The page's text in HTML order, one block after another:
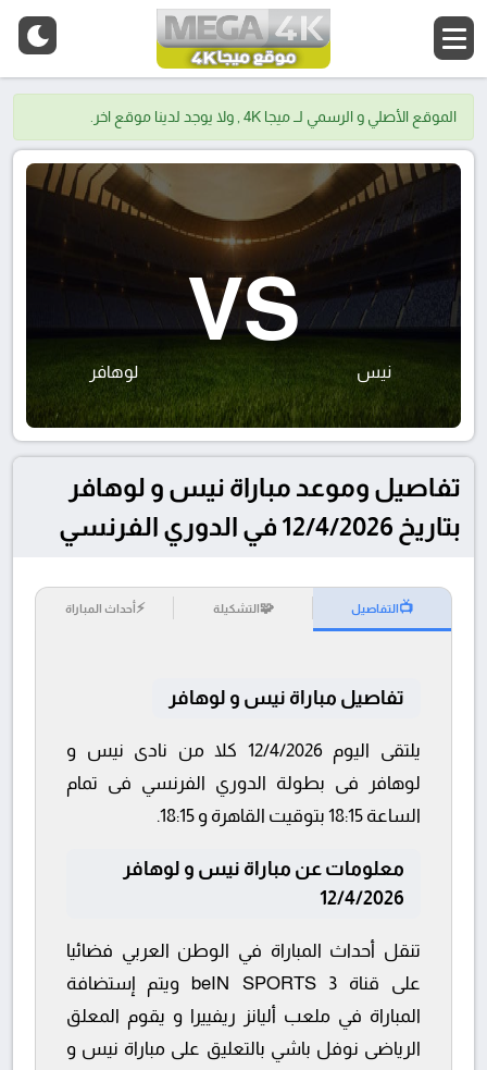
الموقع الأصلي و الرسمي لــ ميجا 4K , ولا يوجد لدينا موقع اخر.
نيس
VS
لوهافر
تفاصيل وموعد مباراة نيس و لوهافر
بتاريخ 12/4/2026 في الدوري الفرنسي
📺التفاصيل 🧩التشكيلة ⚡أحداث المباراة
تفاصيل مباراة نيس و لوهافر
يلتقى اليوم 12/4/2026 كلا من نادى نيس و
لوهافر فى بطولة الدوري الفرنسي فى تمام
الساعة 18:15 بتوقيت القاهرة و 18:15.
معلومات عن مباراة نيس و لوهافر
12/4/2026
تنقل أحداث المباراة في الوطن العربي فضائيا
على قناة beIN SPORTS 3 ويتم إستضافة
المباراة في ملعب أليانز ريفييرا و يقوم المعلق
الرياضى نوفل باشي بالتعليق على مباراة نيس و